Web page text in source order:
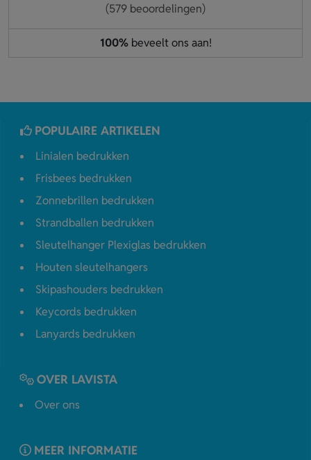
(579 beoordelingen)
100%beveelt ons aan!
POPULAIRE ARTIKELEN
Linialen bedrukken
Frisbees bedrukken
Zonnebrillen bedrukken
Strandballen bedrukken
Sleutelhanger Plexiglas bedrukken
Houten sleutelhangers
Skipashouders bedrukken
Keycords bedrukken
Lanyards bedrukken
OVER LAVISTA
Over ons
MEER INFORMATIE